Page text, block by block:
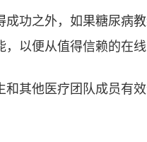
功之外，如果糖尿病
以便从值得信赖的在
其他医疗团队成员有